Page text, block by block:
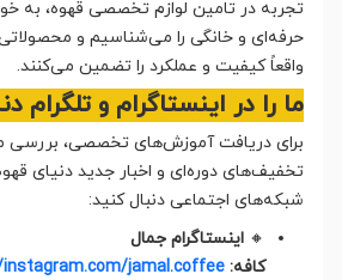
تجربه در تامین لوازم تخصصی قهوه، به
حرفه‌ای و خانگی را می‌شناسیم و محصولاتی
واقعاً کیفیت و عملکرد را تضمین می‌کنند.
ما را در اینستاگرام و تلگرام
برای دریافت آموزش‌های تخصصی، بررسی
تخفیف‌های دوره‌ای و اخبار جدید دنیای
شبکه‌های اجتماعی دنبال کنید:
🔸 اینستاگرام جمال
کافه: jamal.coffee